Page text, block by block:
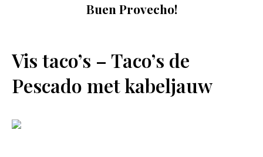
Buen Provecho!
Vis taco’s – Taco’s de
Pescado met kabeljauw